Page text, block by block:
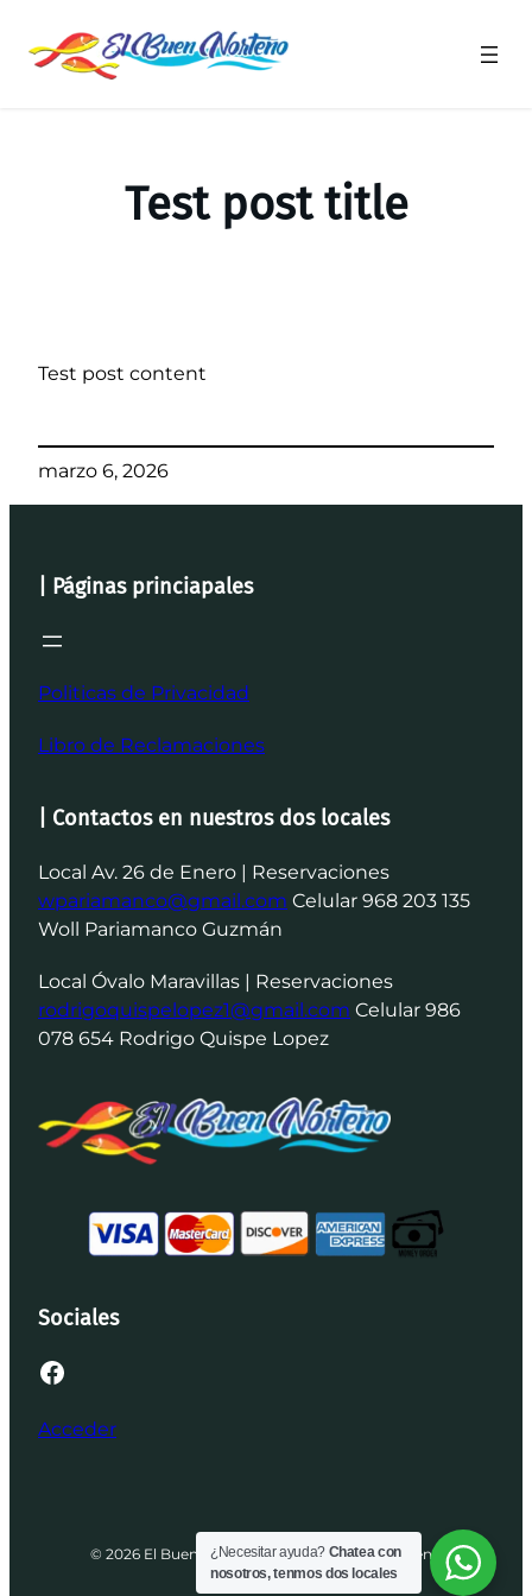
Test post title
Test post content
marzo 6, 2026
| Páginas princiapales
Politicas de Privacidad
Libro de Reclamaciones
| Contactos en nuestros dos locales
Local Av. 26 de Enero | Reservaciones
wpariamanco@gmail.com Celular 968 203 135
Woll Pariamanco Guzmán
Local Óvalo Maravillas | Reservaciones
rodrigoquispelopez1@gmail.com Celular 986
078 654 Rodrigo Quispe Lopez
Sociales
Facebook
Acceder
© 2026 El Buen Norteño | Desarrollado por Brenis
¿Necesitar ayuda? Chatea con
nosotros, tenmos dos locales